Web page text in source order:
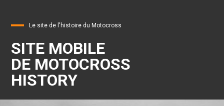
Le site de l'histoire du Motocross
SITE MOBILE
DE MOTOCROSS
HISTORY